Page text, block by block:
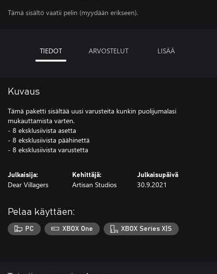
Tämä sisältö vaatii pelin (myydään erikseen).
TIEDOT ARVOSTELUT LISÄÄ
Kuvaus
Tämä paketti sisältää uusi varusteita kunkin puolijumalasi
mukauttamista varten.
- 8 eksklusiivista asetta
- 8 eksklusiivista päähinettä
- 8 eksklusiivista varustetta
Julkaisija:
Dear Villagers
Kehittäjä:
Artisan Studios
Julkaisupäivä
30.9.2021
Pelaa käyttäen:
PC XBOX One XBOX Series X|S